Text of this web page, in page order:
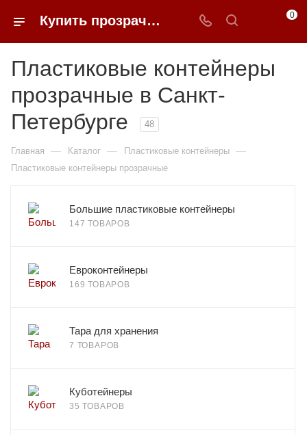
Купить прозрачные пластиковые контейнеры в Санкт-Петербурге | 0FFER 0
Пластиковые контейнеры
прозрачные в Санкт-
Петербурге
48
Главная — Каталог — Пластиковые контейнеры —
Пластиковые контейнеры прозрачные
Большие пластиковые контейнеры
147 ТОВАРОВ
Евроконтейнеры
169 ТОВАРОВ
Тара для хранения
7 ТОВАРОВ
Куботейнеры
35 ТОВАРОВ